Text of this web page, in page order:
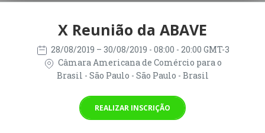
X Reunião da ABAVE
28/08/2019 – 30/08/2019 - 08:00 - 20:00 GMT-3
Câmara Americana de Comércio para o
Brasil - São Paulo - São Paulo - Brasil
REALIZAR INSCRIÇÃO